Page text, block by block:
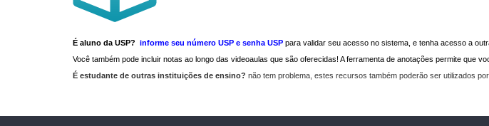
É aluno da USP? informe seu número USP e senha USP para validar seu acesso no sistema, e tenha acesso a
Você também pode incluir notas ao longo das videoaulas que são oferecidas! A ferramenta de anotações permite que
É estudante de outras instituições de ensino? não tem problema, estes recursos também poderão ser utilizados